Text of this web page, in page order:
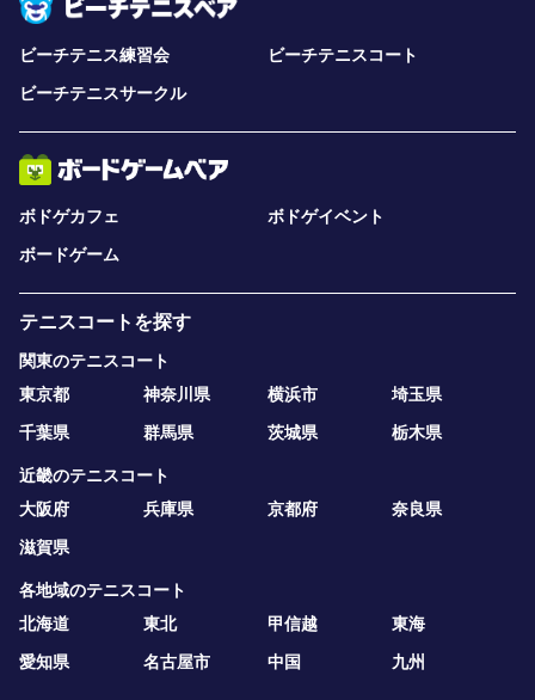
ビーチテニス練習会
ビーチテニスコート
ビーチテニスサークル
ボドゲカフェ
ボドゲイベント
ボードゲーム
テニスコートを探す
関東のテニスコート
東京都
神奈川県 横浜市
埼玉県
千葉県
群馬県 茨城県 栃木県
近畿のテニスコート
大阪府
兵庫県 京都府
奈良県
滋賀県
各地域のテニスコート
北海道
東北 甲信越
東海
愛知県
名古屋市 中国 九州